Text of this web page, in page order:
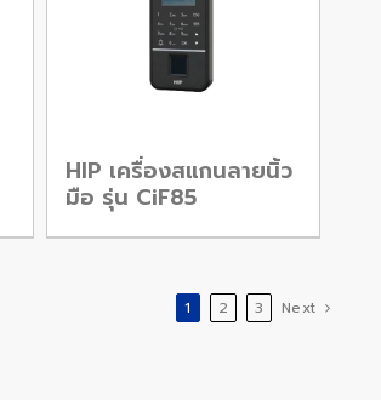
HIP เครื่องสแกนลายนิ้ว
มือ รุ่น CiF85
1 2 3 Next